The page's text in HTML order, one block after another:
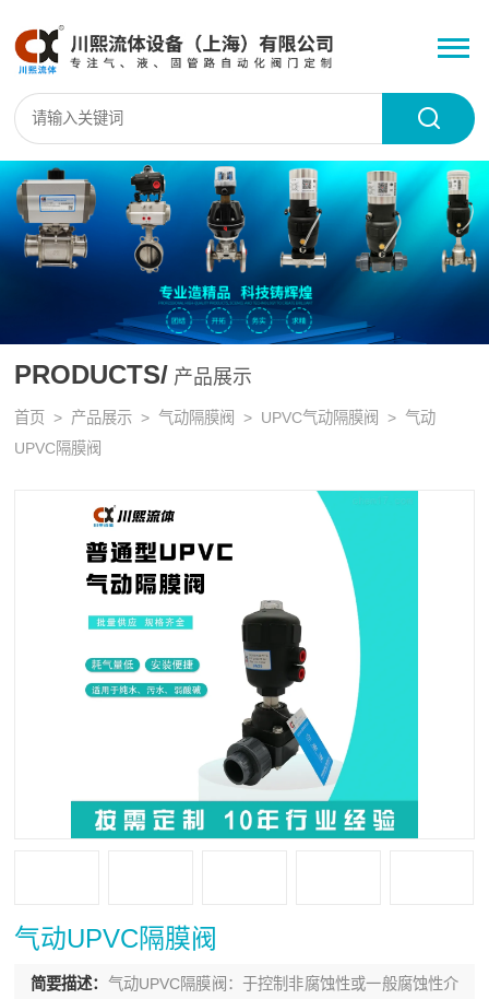
PRODUCTS/ 产品展示
首页 > 产品展示 >气动隔膜阀 > UPVC气动隔膜阀
> 气动
UPVC隔膜阀
气动UPVC隔膜阀
简要描述： 气动UPVC隔膜阀：于控制非腐蚀性或一般腐蚀性介